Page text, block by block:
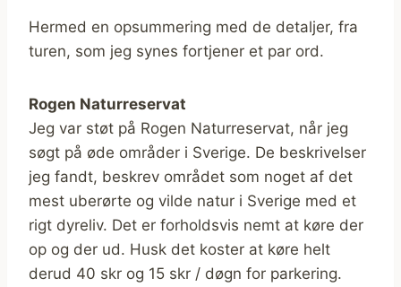
Hermed en opsummering med de detaljer, fra
turen, som jeg synes fortjener et par ord.
Rogen Naturreservat
Jeg var støt på Rogen Naturreservat, når jeg
søgt på øde områder i Sverige. De beskrivelser
jeg fandt, beskrev området som noget af det
mest uberørte og vilde natur i Sverige med et
rigt dyreliv. Det er forholdsvis nemt at køre der
op og der ud. Husk det koster at køre helt
derud 40 skr og 15 skr / døgn for parkering.